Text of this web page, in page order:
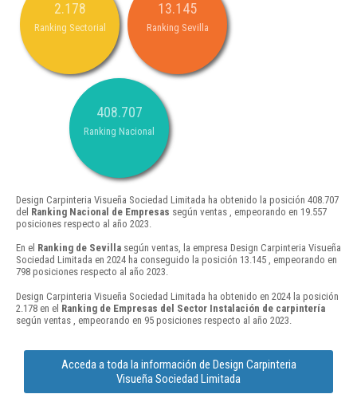
2.178
Ranking Sectorial
13.145
Ranking Sevilla
408.707
Ranking Nacional
Design Carpinteria Visueña Sociedad Limitada ha obtenido la posición 408.707
del Ranking Nacional de Empresas según ventas , empeorando en 19.557
posiciones respecto al año 2023.
En el Ranking de Sevilla según ventas, la empresa Design Carpinteria Visueña
Sociedad Limitada en 2024 ha conseguido la posición 13.145 , empeorando en
798 posiciones respecto al año 2023.
Design Carpinteria Visueña Sociedad Limitada ha obtenido en 2024 la posición
2.178 en el Ranking de Empresas del Sector Instalación de carpintería
según ventas , empeorando en 95 posiciones respecto al año 2023.
Acceda a toda la información de Design Carpinteria
Visueña Sociedad Limitada